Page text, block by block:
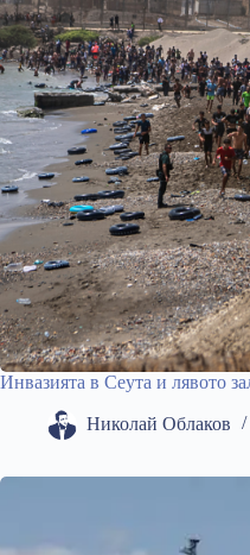
Инвазията в Сеута и лявото
Николай Облаков